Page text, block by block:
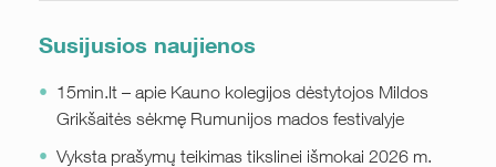
Susijusios naujienos
15min.lt – apie Kauno kolegijos dėstytojos Mildos
Grikšaitės sėkmę Rumunijos mados festivalyje
Vyksta prašymų teikimas tikslinei išmokai 2026 m.